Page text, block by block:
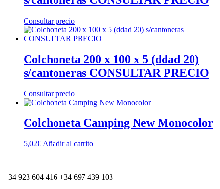
Consultar precio
Colchoneta 200 x 100 x 5 (ddad 20)
s/cantoneras CONSULTAR PRECIO
Consultar precio
Colchoneta Camping New Monocolor
5,02€ Añadir al carrito
+34 923 604 416 +34 697 439 103